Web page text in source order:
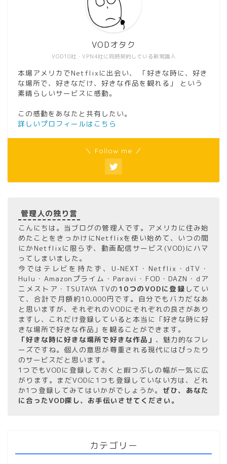
VOD10社・VPN4社に同時契約している新常識人
VODオタク
本場アメリカでNetflixに出会い、 「好きな時に、好き
な場所で、好きなだけ、好きな作品を観れる」 という
素晴らしいサービスに感動。
この感動をあなたと共有したい。
詳しいプロフィールはこちら
＼ Follow me ／
管理人の独り言
こんにちは。当ブログの管理人です。アメリカに住み始
めたことをきっかけにNetflixを使い始めて、いつの間
にかNetflixに限らず、動画配信サービス(VOD)にハマ
ってしまいました。
今ではテレビを持たず、U-NEXT・Netflix・dTV・
Hulu・Amazonプライム・Paravi・FOD・DAZN・dア
ニメストア・TSUTAYA TVの 10つのVODに登録 してい
て、合計で月額約10,000円です。自分でもバカだなあ
と思いますが、それぞれのVODにそれぞれの良さがあり
ますし、これだけ登録していると本当に「好きな時に好
きな場所で好きな作品」を観ることができます。
「好きな時に好きな場所で好きな作品」 、魅力的なフレ
ーズですね。個人の意思が尊重される現代にはぴったり
のサービスだと思います。
1つでもVODに登録しておくと暇つぶしの幅が一気に広
がります。まだVODに1つも登録していない方は、どれ
か1つ登録してみてはいかがでしょうか。 ぜひ、あなた
に合ったVOD探し、お手伝いさせてください。
カテゴリー